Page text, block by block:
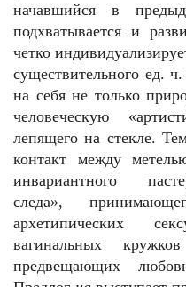
начавшийся в
подхватывается и
четко
существительного ед.
на себя не только
человеческую
лепящего на стекле.
контакт между
инвариантного
следа»,
архетипических
вагинальных
предвещающих